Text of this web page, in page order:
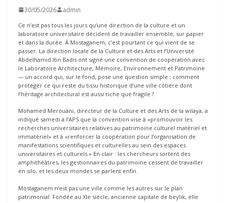
30/05/2026 admin
Ce n’est pas tous les jours qu’une direction de la culture et un
laboratoire universitaire décident de travailler ensemble, sur papier
et dans la durée. À Mostaganem, c’est pourtant ce qui vient de se
passer. La direction locale de la Culture et des Arts et l’Université
Abdelhamid Ibn Badis ont signé une convention de coopération avec
le Laboratoire Architecture, Mémoire, Environnement et Patrimoine
— un accord qui, sur le fond, pose une question simple : comment
protéger ce qui reste du tissu historique d’une ville côtière dont
l’héritage architectural est aussi riche que fragile ?
Mohamed Merouani, directeur de la Culture et des Arts de la wilaya, a
indiqué samedi à l’APS que la convention vise à «promouvoir les
recherches universitaires relatives au patrimoine culturel matériel et
immatériel» et à «renforcer la coopération pour l’organisation de
manifestations scientifiques et culturelles au sein des espaces
universitaires et culturels.» En clair : les chercheurs sortent des
amphithéâtres, les gestionnaires du patrimoine cessent de travailler
en silo, et les deux mondes se parlent enfin.
Mostaganem n’est pas une ville comme les autres sur le plan
patrimonial. Fondée au XIe siècle, ancienne capitale de beylik, elle